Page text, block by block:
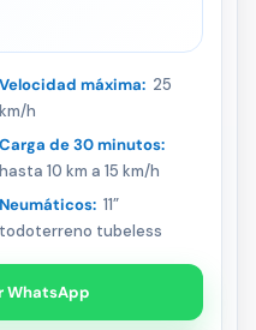
Velocidad máxima: 25
km/h
Carga de 30 minutos:
hasta 10 km a 15 km/h
Neumáticos: 11”
todoterreno tubeless
WhatsApp